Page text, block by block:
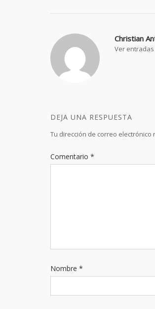
Christian
Ver
DEJA UNA RESPUESTA
Tu dirección de correo electrónico
Comentario *
Nombre *